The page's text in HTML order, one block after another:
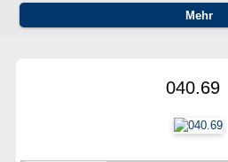
040.69